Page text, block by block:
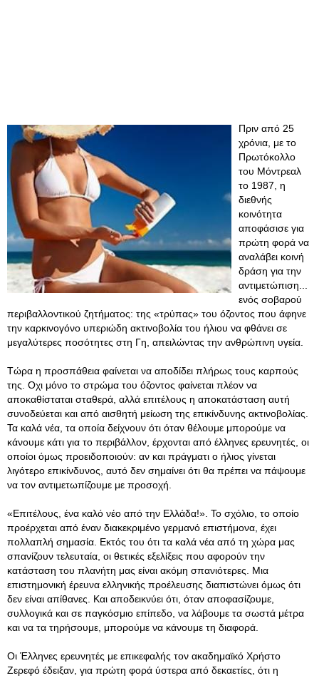
Πριν από 25
χρόνια, με το
Πρωτόκολλο
του Μόντρεαλ
το 1987, η
διεθνής
κοινότητα
αποφάσισε για
πρώτη φορά να
αναλάβει κοινή
δράση για την
αντιμετώπιση...
ενός σοβαρού
περιβαλλοντικού ζητήματος: της «τρύπας» του όζοντος που άφηνε
την καρκινογόνο υπεριώδη ακτινοβολία του ήλιου να φθάνει σε
μεγαλύτερες ποσότητες στη Γη, απειλώντας την ανθρώπινη υγεία.
Τώρα η προσπάθεια φαίνεται να αποδίδει πλήρως τους καρπούς
της. Οχι μόνο το στρώμα του όζοντος φαίνεται πλέον να
αποκαθίσταται σταθερά, αλλά επιτέλους η αποκατάσταση αυτή
συνοδεύεται και από αισθητή μείωση της επικίνδυνης ακτινοβολίας.
Τα καλά νέα, τα οποία δείχνουν ότι όταν θέλουμε μπορούμε να
κάνουμε κάτι για το περιβάλλον, έρχονται από έλληνες ερευνητές, οι
οποίοι όμως προειδοποιούν: αν και πράγματι ο ήλιος γίνεται
λιγότερο επικίνδυνος, αυτό δεν σημαίνει ότι θα πρέπει να πάψουμε
να τον αντιμετωπίζουμε με προσοχή.
«Επιτέλους, ένα καλό νέο από την Ελλάδα!» . Το σχόλιο, το οποίο
προέρχεται από έναν διακεκριμένο γερμανό επιστήμονα, έχει
πολλαπλή σημασία. Εκτός του ότι τα καλά νέα από τη χώρα μας
σπανίζουν τελευταία, οι θετικές εξελίξεις που αφορούν την
κατάσταση του πλανήτη μας είναι ακόμη σπανιότερες. Μια
επιστημονική έρευνα ελληνικής προέλευσης διαπιστώνει όμως ότι
δεν είναι απίθανες. Και αποδεικνύει ότι, όταν αποφασίζουμε,
συλλογικά και σε παγκόσμιο επίπεδο, να λάβουμε τα σωστά μέτρα
και να τα τηρήσουμε, μπορούμε να κάνουμε τη διαφορά.
Οι Έλληνες ερευνητές με επικεφαλής τον ακαδημαϊκό Χρήστο
Ζερεφό έδειξαν, για πρώτη φορά ύστερα από δεκαετίες, ότι η